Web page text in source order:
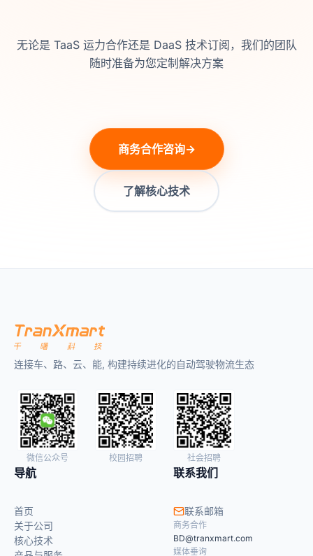
无论是 TaaS 运力合作还是 DaaS 技术订阅，我们的团队
随时准备为您定制解决方案
商务合作咨询→
了解核心技术
连接车、路、云、能, 构建持续进化的自动驾驶物流生态
微信公众号 校园招聘 社会招聘
导航
首页
关于公司
核心技术
联系我们
联系邮箱
商务合作
BD@tranxmart.com
媒体垂询